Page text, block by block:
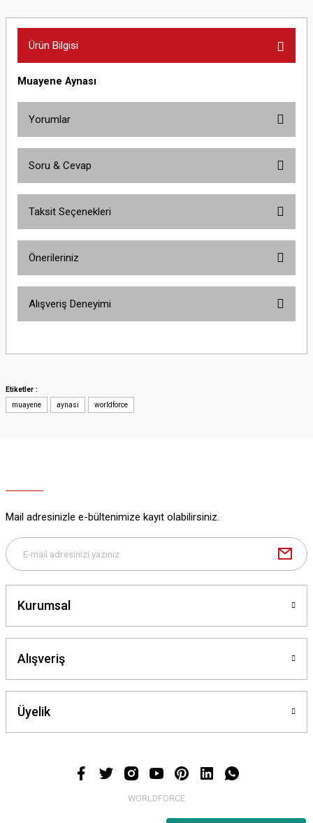
Ürün Bilgisi
Muayene Aynası
Yorumlar
Soru & Cevap
Taksit Seçenekleri
Önerileriniz
yetersiz gördüğünüz noktaları öneri formunu kullanarak tarafımıza
Ürün açıklamasında eksik bilgiler bulunuyor.
Ürün bilgilerinde hatalar bulunuyor.
Gönder
Alışveriş Deneyimi
Hızlı ve özenli kargo.
Mahir SARUHANOĞLU | 23/06/2025
Deneyimini Paylaş
Etiketler :
muayene
aynası worldforce
Mail adresinizle e-bültenimize kayıt olabilirsiniz.
Kurumsal
Alışveriş
Üyelik
WORLDFORCE